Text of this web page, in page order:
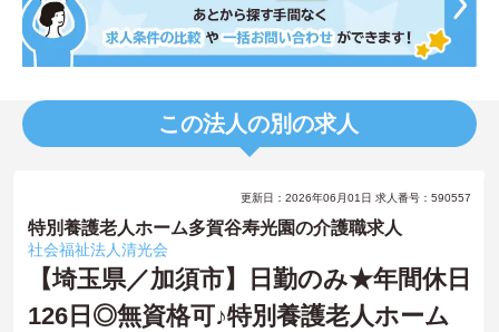
この法人の別の求人
更新日：2026年06月01日 求人番号：590557
特別養護老人ホーム多賀谷寿光園の介護職求人
社会福祉法人清光会
【埼玉県／加須市】日勤のみ★年間休日
126日◎無資格可♪特別養護老人ホーム